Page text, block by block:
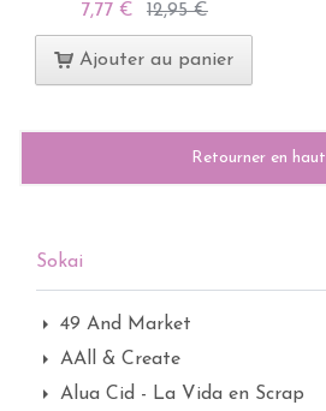
7,77 € 12,95 €
Ajouter au panier
Retourner en haut
Sokai
49 And Market
AAll & Create
Alua Cid - La Vida en Scrap